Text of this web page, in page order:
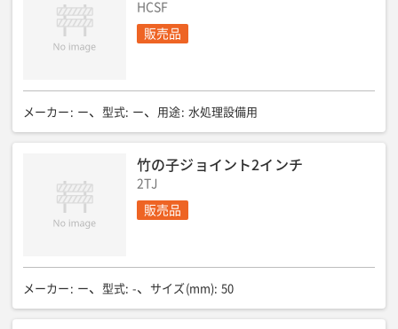
HCSF
販売品
メーカー : ー 型式: ー 用途: 水処理設備用
竹の子ジョイント2インチ
2TJ
販売品
メーカー : ー 型式: - サイズ(mm): 50